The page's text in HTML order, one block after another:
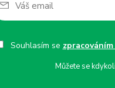
Souhlasím se
Můžete se